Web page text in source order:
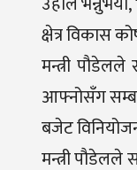
क्षेत्र विकास
मन्त्री
आफ्नोसँग
बजेट
मन्त्री पौडेलले